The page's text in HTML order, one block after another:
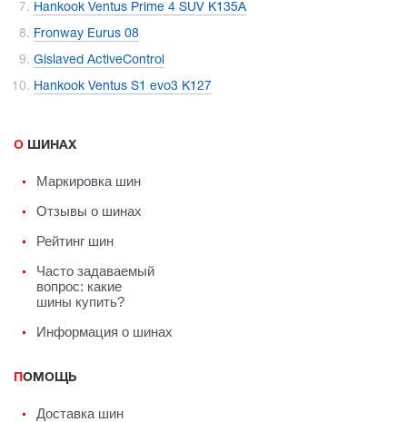
Hankook Ventus Prime 4 SUV K135A
Fronway Eurus 08
Gislaved ActiveControl
Hankook Ventus S1 evo3 K127
О ШИНАХ
Маркировка шин
Отзывы о шинах
Рейтинг шин
Часто задаваемый
вопрос: какие
шины купить?
Информация о шинах
ПОМОЩЬ
Доставка шин